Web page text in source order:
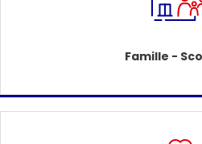
Famille -